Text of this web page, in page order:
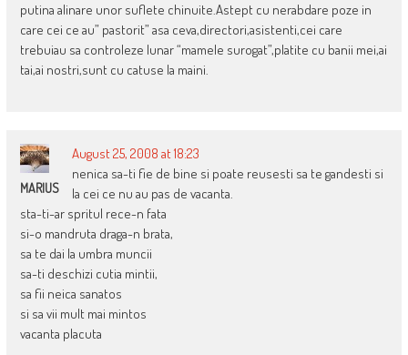
putina alinare unor suflete chinuite.Astept cu nerabdare poze in
care cei ce au” pastorit” asa ceva,directori,asistenti,cei care
trebuiau sa controleze lunar “mamele surogat”,platite cu banii mei,ai
tai,ai nostri,sunt cu catuse la maini.
MARIUS
August 25, 2008 at 18:23
nenica sa-ti fie de bine si poate reusesti sa te gandesti si
la cei ce nu au pas de vacanta.
sta-ti-ar spritul rece-n fata
si-o mandruta draga-n brata,
sa te dai la umbra muncii
sa-ti deschizi cutia mintii,
sa fii neica sanatos
si sa vii mult mai mintos
vacanta placuta